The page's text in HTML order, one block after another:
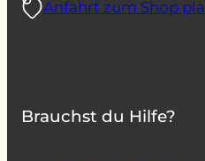
Anfahrt zum Shop
Brauchst du Hilfe?